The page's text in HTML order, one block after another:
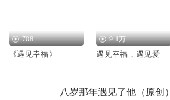
708
《遇见幸福》
9.1万
遇见幸福，遇见爱
八岁那年遇见了他（原创）